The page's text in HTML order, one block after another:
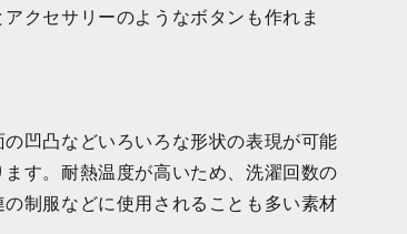
クセサリーのようなボタンも作れま
凹凸などいろいろな形状の表現が可能
す。耐熱温度が高いため、洗濯回数の
制服などに使用されることも多い素材